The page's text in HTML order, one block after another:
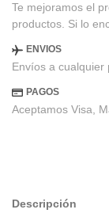
Te mejoramos el
productos. Si lo
ENVIOS
Envíos a cualquier
PAGOS
Aceptamos Visa,
Descripción